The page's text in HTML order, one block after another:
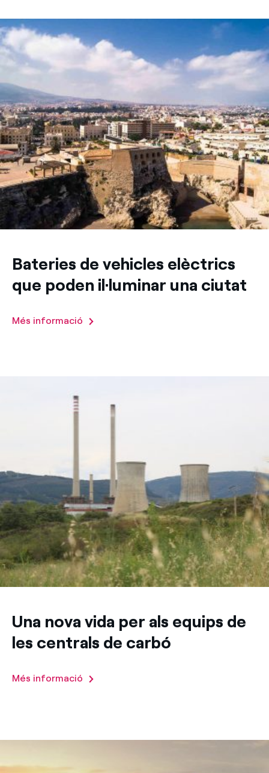
Bateries de vehicles elèctrics
que poden il·luminar una ciutat
Més informació
Una nova vida per als equips de
les centrals de carbó
Més informació